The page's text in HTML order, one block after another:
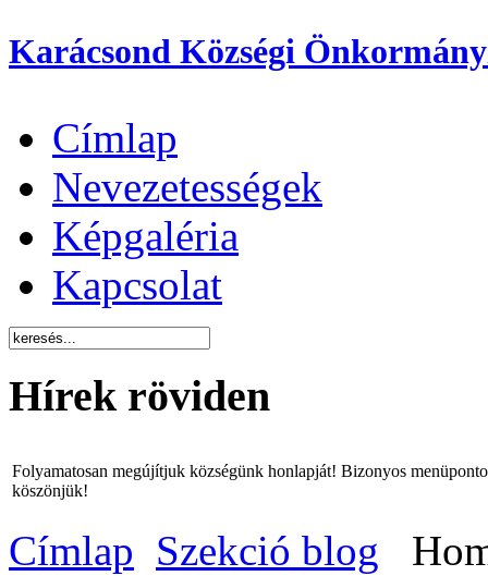
Karácsond Községi
Címlap
Nevezetességek
Képgaléria
Kapcsolat
Hírek röviden
Folyamatosan megújítjuk községünk honlapját! Bizonyos
köszönjük!
Címlap Szekció blog